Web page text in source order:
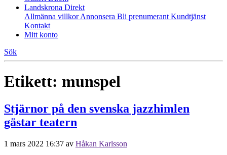
Landskrona Direkt
Allmänna villkorAnnonsera Bli prenumerant Kundtjänst
Kontakt
Mitt konto
Sök
Etikett: munspel
Stjärnor på den svenska jazzhimlen
gästar teatern
1 mars 2022 16:37 av Håkan Karlsson